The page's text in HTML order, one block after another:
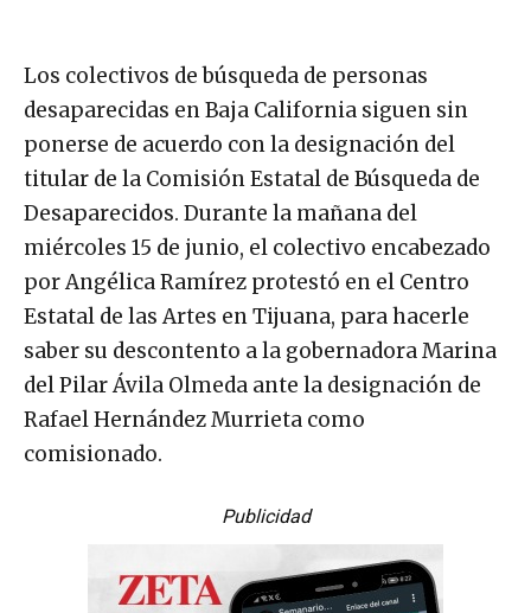
Los colectivos de búsqueda de personas
desaparecidas en Baja California siguen sin
ponerse de acuerdo con la designación del
titular de la Comisión Estatal de Búsqueda de
Desaparecidos. Durante la mañana del
miércoles 15 de junio, el colectivo encabezado
por Angélica Ramírez protestó en el Centro
Estatal de las Artes en Tijuana, para hacerle
saber su descontento a la gobernadora Marina
del Pilar Ávila Olmeda ante la designación de
Rafael Hernández Murrieta como
comisionado.
Publicidad